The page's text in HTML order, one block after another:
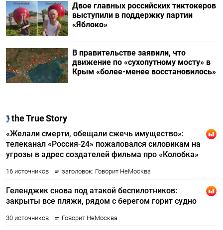
Двое главных российских тиктокеров
выступили в поддержку партии
«Яблоко»
В правительстве заявили, что
движение по «сухопутному мосту» в
Крым «более-менее восстановилось»